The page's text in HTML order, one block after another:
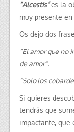
“Alcestis”es la
muy presente
Os dejo dos
“El amor que no
de amor”.
“Solo los
Si quieres
tendrás que
impactante, que